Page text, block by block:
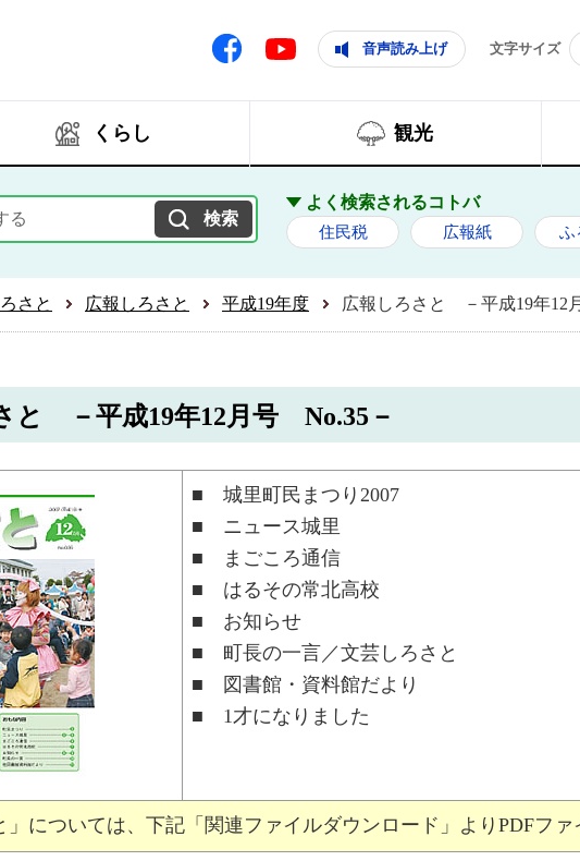
Facebook Youtube 音声読み上げ 文字サイズ
くらし 観光
よく検索されるコトバ
住民税 広報紙 ふ
さと 広報しろさと 平成19年度 広報しろさと －平成19年12
と －平成19年12月号 No.35－
■ 城里町民まつり2007
■ ニュース城里
■ まごころ通信
■ はるその常北高校
■ お知らせ
■ 町長の一言／文芸しろさと
■ 図書館・資料館だより
■ 1才になりました
」については、下記「関連ファイルダウンロード」よりPDFファ